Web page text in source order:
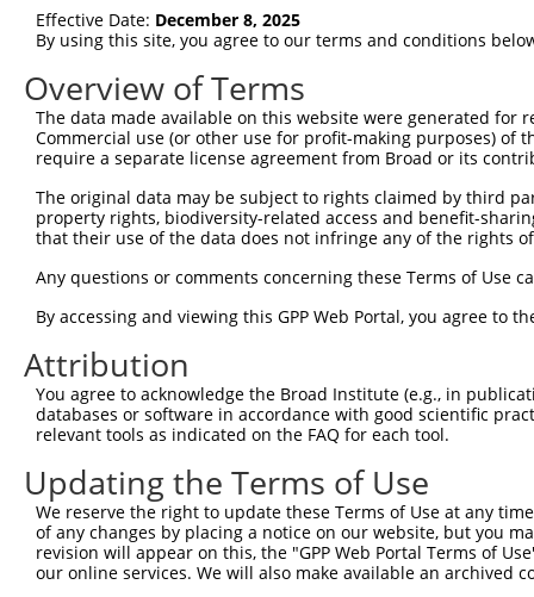
Effective Date: December 8, 2025
By using this site, you agree to our terms and conditions
Overview of Terms
The data made available on this website were generated
Commercial use (or other use for profit-making purposes) of
require a separate license agreement from Broad or its
The original data may be subject to rights claimed by third
property rights, biodiversity-related access and benefit-
that their use of the data does not infringe any of the rights
Any questions or comments concerning these Terms of Use
By accessing and viewing this GPP Web Portal, you agree to
Attribution
You agree to acknowledge the Broad Institute (e.g., in
databases or software in accordance with good scientific
relevant tools as indicated on the FAQ for each tool.
Updating the Terms of Use
We reserve the right to update these Terms of Use at any
of any changes by placing a notice on our website, but you
revision will appear on this, the "GPP Web Portal Terms of
our online services. We will also make available an archived